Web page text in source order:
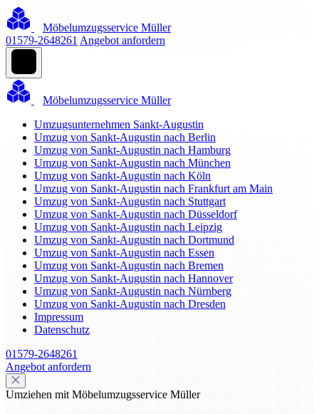
Möbelumzugsservice Müller
01579-2648261 Angebot anfordern
Möbelumzugsservice Müller
Umzugsunternehmen Sankt-Augustin
Umzug von Sankt-Augustin nach Berlin
Umzug von Sankt-Augustin nach Hamburg
Umzug von Sankt-Augustin nach München
Umzug von Sankt-Augustin nach Köln
Umzug von Sankt-Augustin nach Frankfurt am Main
Umzug von Sankt-Augustin nach Stuttgart
Umzug von Sankt-Augustin nach Düsseldorf
Umzug von Sankt-Augustin nach Leipzig
Umzug von Sankt-Augustin nach Dortmund
Umzug von Sankt-Augustin nach Essen
Umzug von Sankt-Augustin nach Bremen
Umzug von Sankt-Augustin nach Hannover
Umzug von Sankt-Augustin nach Nürnberg
Umzug von Sankt-Augustin nach Dresden
Impressum
Datenschutz
01579-2648261
Angebot anfordern
Umziehen mit Möbelumzugsservice Müller